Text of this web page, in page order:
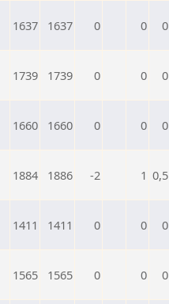
1637 1637 0 0 0
1739 1739 0 0 0
1660 1660 0 0 0
1884 1886 -2 1 0,5
1411 1411 0 0 0
1565 1565 0 0 0